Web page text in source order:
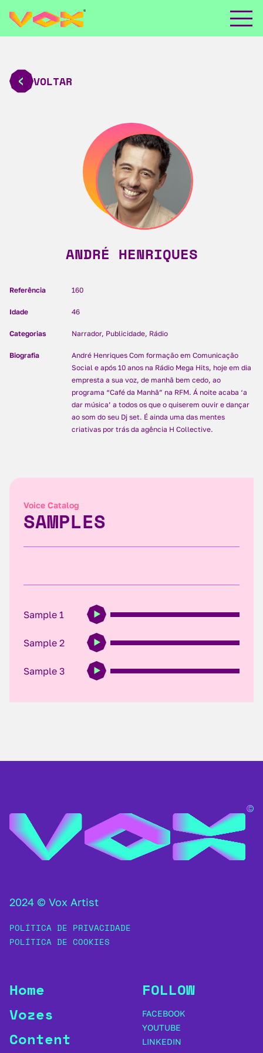
VOLTAR
ANDRÉ HENRIQUES
Referência 160
Idade 46
Categorias Narrador, Publicidade, Rádio
Biografia
André Henriques Com formação em Comunicação
Social e após 10 anos na Rádio Mega Hits, hoje em dia
empresta a sua voz, de manhã bem cedo, ao
programa “Café da Manhã” na RFM. Á noite acaba ‘a
dar música’ a todos os que o quiserem ouvir e dançar
ao som do seu Dj set. É ainda uma das mentes
criativas por trás da agência H Collective.
Voice Catalog
SAMPLES
Sample 1
Sample 2
Sample 3
2024 © Vox Artist
POLÍTICA DE PRIVACIDADE
POLÍTICA DE COOKIES
Home
Vozes
Content
FOLLOW
FACEBOOK
YOUTUBE
LINKEDIN